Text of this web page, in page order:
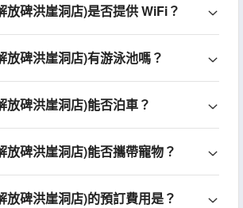
放碑洪崖洞店)是否提供 WiFi？
放碑洪崖洞店)有游泳池嗎？
放碑洪崖洞店)能否泊車？
放碑洪崖洞店)能否攜帶寵物？
放碑洪崖洞店)的預訂費用是？